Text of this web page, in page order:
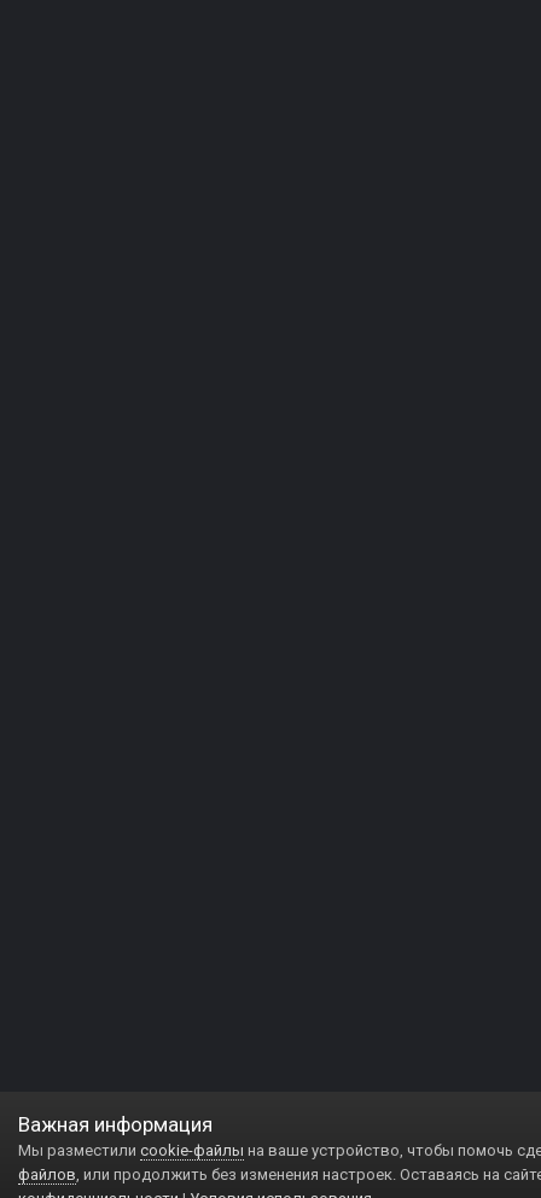
Важная информация
Мы разместили cookie-файлы на ваше устройство, чтобы помочь
файлов, или продолжить без изменения настроек. Оставаясь на